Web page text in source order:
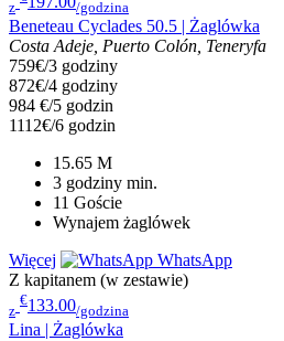
z /godzina
Beneteau Cyclades 50.5 | Żaglówka
Costa Adeje, Puerto Colón, Teneryfa
759€/3 godziny
872€/4 godziny
984 €/5 godzin
1112€/6 godzin
15.65 M
3 godziny min.
11 Goście
Wynajem żaglówek
Więcej
WhatsApp
Z kapitanem (w zestawie)
z
€133.00/godzina
Lina | Żaglówka